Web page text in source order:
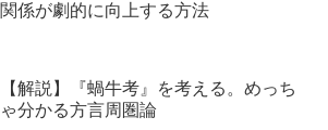
関係が劇的に向上する方法
【解説】『蝸牛考』を考える。めっち
ゃ分かる方言周圏論